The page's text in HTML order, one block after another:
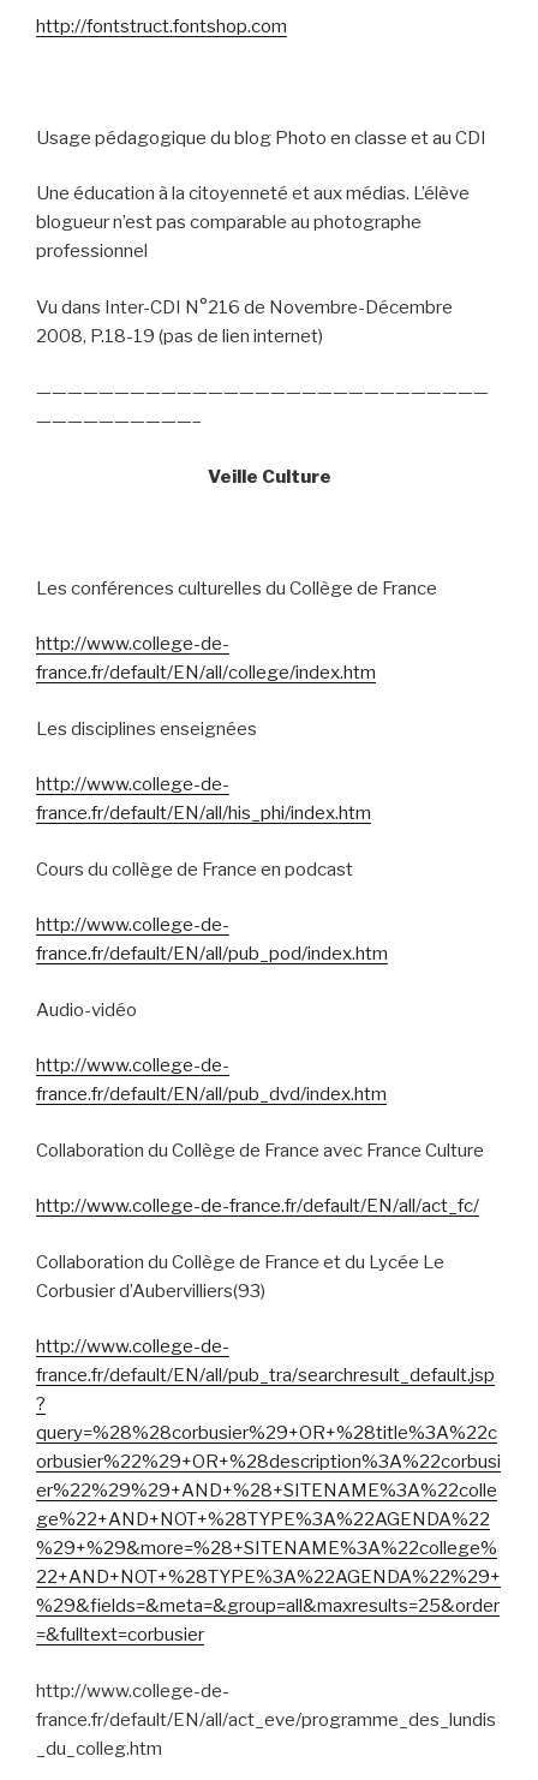
http://fontstruct.fontshop.com
Usage pédagogique du blog Photo en classe et au CDI
Une éducation à la citoyenneté et aux médias. L’élève
blogueur n’est pas comparable au photographe
professionnel
Vu dans Inter-CDI N°216 de Novembre-Décembre
2008, P.18-19 (pas de lien internet)
—————————————————————————————
——————————–
Veille Culture
Les conférences culturelles du Collège de France
http://www.college-de-
france.fr/default/EN/all/college/index.htm
Les disciplines enseignées
http://www.college-de-
france.fr/default/EN/all/his_phi/index.htm
Cours du collège de France en podcast
http://www.college-de-
france.fr/default/EN/all/pub_pod/index.htm
Audio-vidéo
http://www.college-de-
france.fr/default/EN/all/pub_dvd/index.htm
Collaboration du Collège de France avec France Culture
http://www.college-de-france.fr/default/EN/all/act_fc/
Collaboration du Collège de France et du Lycée Le
Corbusier d’Aubervilliers(93)
http://www.college-de-
france.fr/default/EN/all/pub_tra/searchresult_default.jsp
?
query=%28%28corbusier%29+OR+%28title%3A%22c
orbusier%22%29+OR+%28description%3A%22corbusi
er%22%29%29+AND+%28+SITENAME%3A%22colle
ge%22+AND+NOT+%28TYPE%3A%22AGENDA%22
%29+%29&more=%28+SITENAME%3A%22college%
22+AND+NOT+%28TYPE%3A%22AGENDA%22%29+
%29&fields=&meta=&group=all&maxresults=25&order
=&fulltext=corbusier
http://www.college-de-
france.fr/default/EN/all/act_eve/programme_des_lundis
_du_colleg.htm